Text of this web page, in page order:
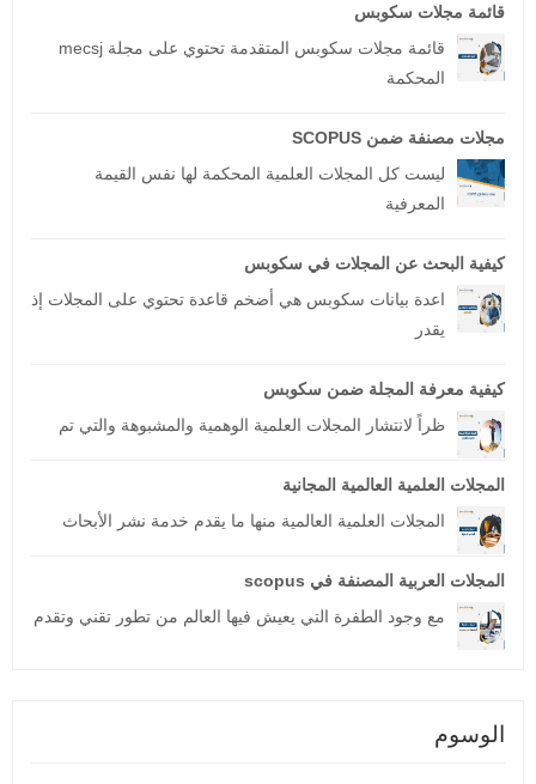
قائمة مجلات سكوبس
قائمة مجلات سكوبس المتقدمة تحتوي على مجلة mecsj
المحكمة
مجلات مصنفة ضمن SCOPUS
ليست كل المجلات العلمية المحكمة لها نفس القيمة
المعرفية
كيفية البحث عن المجلات في سكوبس
اعدة بيانات سكوبس هي أضخم قاعدة تحتوي على المجلات إذ
يقدر
كيفية معرفة المجلة ضمن سكوبس
ظراً لانتشار المجلات العلمية الوهمية والمشبوهة والتي تم
المجلات العلمية العالمية المجانية
المجلات العلمية العالمية منها ما يقدم خدمة نشر الأبحاث
المجلات العربية المصنفة في scopus
مع وجود الطفرة التي يعيش فيها العالم من تطور تقني وتقدم
الوسوم